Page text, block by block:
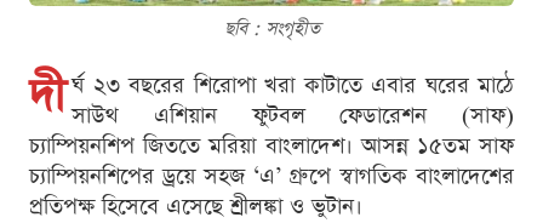
ছবি : সংগৃহীত
দী র্ঘ ২৩ বছরের শিরোপা খরা কাটাতে এবার ঘরের মাঠে
সাউথ এশিয়ান ফুটবল ফেডারেশন (সাফ)
চ্যাম্পিয়নশিপ জিততে মরিয়া বাংলাদেশ। আসন্ন ১৫তম সাফ
চ্যাম্পিয়নশিপের ড্রয়ে সহজ ‘এ’ গ্রুপে স্বাগতিক বাংলাদেশের
প্রতিপক্ষ হিসেবে এসেছে শ্রীলঙ্কা ও ভুটান।